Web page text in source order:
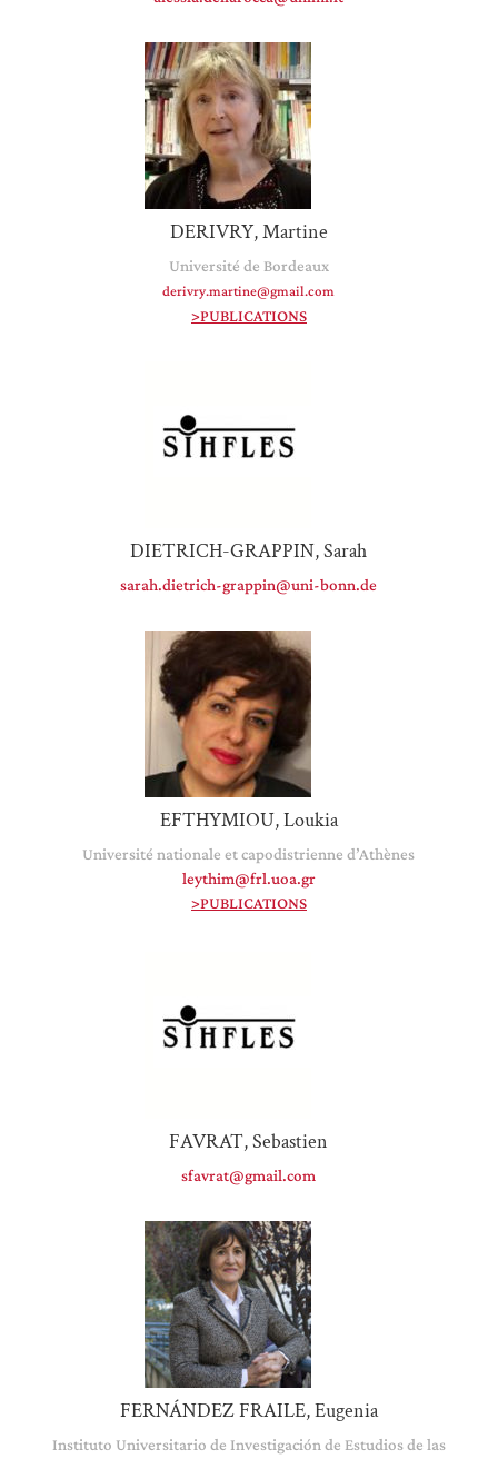
DERIVRY, Martine
Université de Bordeaux
derivry.martine@gmail.com
>PUBLICATIONS
DIETRICH-GRAPPIN, Sarah
sarah.dietrich-grappin@uni-bonn.de
EFTHYMIOU, Loukia
Université nationale et capodistrienne d’Athènes
leythim@frl.uoa.gr
>PUBLICATIONS
FAVRAT, Sebastien
sfavrat@gmail.com
FERNÁNDEZ FRAILE, Eugenia
Instituto Universitario de Investigación de Estudios de las